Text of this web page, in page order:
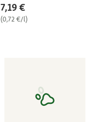
7,19 €
(0,72 €/l)